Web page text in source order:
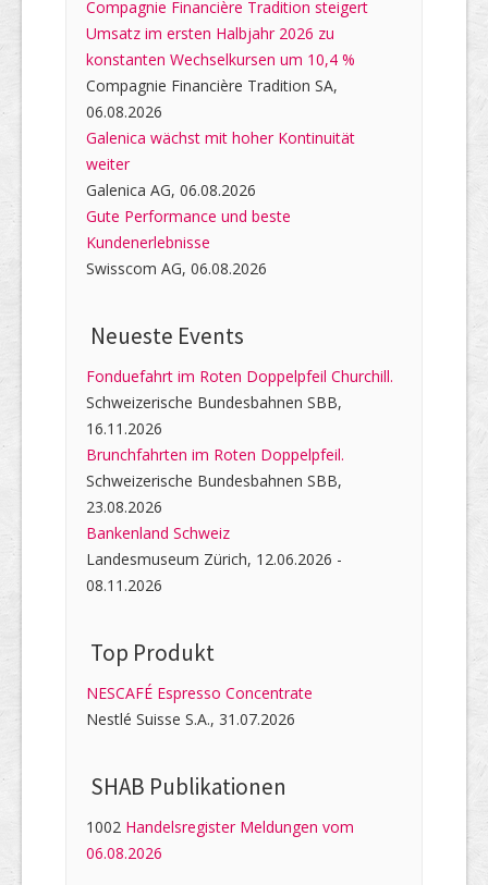
Compagnie Financière Tradition steigert
Umsatz im ersten Halbjahr 2026 zu
konstanten Wechselkursen um 10,4 %
Compagnie Financière Tradition SA,
06.08.2026
Galenica wächst mit hoher Kontinuität
weiter
Galenica AG, 06.08.2026
Gute Performance und beste
Kundenerlebnisse
Swisscom AG, 06.08.2026
Neueste Events
Fonduefahrt im Roten Doppelpfeil Churchill.
Schweizerische Bundesbahnen SBB,
16.11.2026
Brunchfahrten im Roten Doppelpfeil.
Schweizerische Bundesbahnen SBB,
23.08.2026
Bankenland Schweiz
Landesmuseum Zürich, 12.06.2026 -
08.11.2026
Top Produkt
NESCAFÉ Espresso Concentrate
Nestlé Suisse S.A., 31.07.2026
SHAB Publi­kati­onen
1002 Handelsregister Meldungen vom
06.08.2026